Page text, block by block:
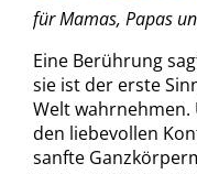
für Mamas, Papas
Eine Berührung
sie ist der erste
Welt wahrnehmen.
den liebevollen
sanfte